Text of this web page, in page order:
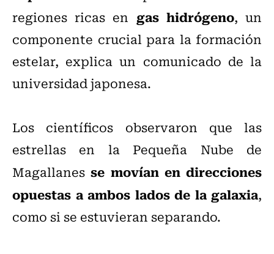
regiones ricas en gas hidrógeno, un
componente crucial para la formación
estelar, explica un comunicado de la
universidad japonesa.
Los científicos observaron que las
estrellas en la Pequeña Nube de
Magallanesse movían en direcciones
opuestas a ambos lados de la galaxia,
como si se estuvieran separando.